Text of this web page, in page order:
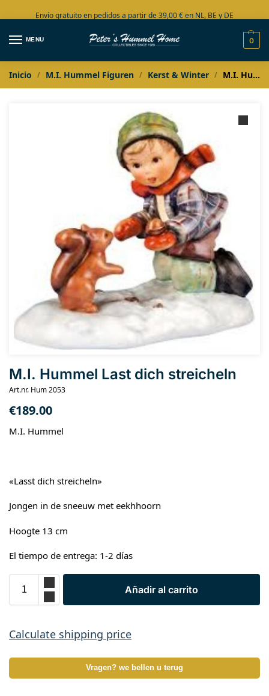
Envío gratuito en pedidos a partir de 39,00 € en NL, BE y DE
Amplia colección en stock
MENU 0
Inicio / M.I. Hummel Figuren / Kerst & Winter / M.I. Hummel Last dich streicheln
M.I. Hummel Last dich streicheln
Art.nr. Hum 2053
€189.00
M.I. Hummel
«Lasst dich streicheln»
Jongen in de sneeuw met eekhhoorn
Hoogte 13 cm
El tiempo de entrega: 1-2 días
Añadir al carrito
Calculate shipping price
Vragen? we bellen u terug